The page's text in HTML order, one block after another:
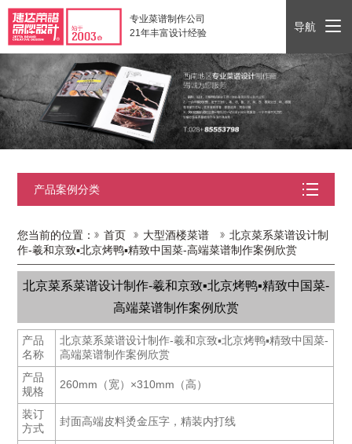
专业菜谱制作公司
21年丰富设计经验
导航
产品案例分类
您当前的位置： 首页 大型酒楼菜谱
北京菜系菜谱设计制
作-羲和京致▪北京烤鸭▪精致中国菜-高端菜谱制作案例欣赏
北京菜系菜谱设计制作-羲和京致▪北京烤鸭▪精致中国菜-
高端菜谱制作案例欣赏
产品
名称
北京菜系菜谱设计制作-羲和京致▪北京烤鸭▪精致中国菜-
高端菜谱制作案例欣赏
产品
规格
260mm（宽）×310mm（高）
装订
方式
封面高端皮料烫金压字，精装内打线